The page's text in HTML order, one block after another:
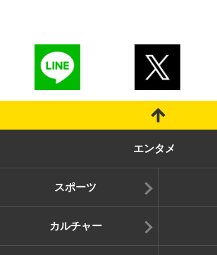
エンタメ
スポーツ
カルチャー